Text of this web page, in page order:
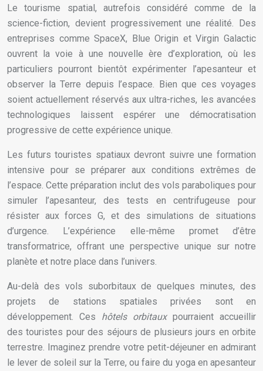
Le tourisme spatial, autrefois considéré comme de la
science-fiction, devient progressivement une réalité. Des
entreprises comme SpaceX, Blue Origin et Virgin Galactic
ouvrent la voie à une nouvelle ère d’exploration, où les
particuliers pourront bientôt expérimenter l’apesanteur et
observer la Terre depuis l’espace. Bien que ces voyages
soient actuellement réservés aux ultra-riches, les avancées
technologiques laissent espérer une démocratisation
progressive de cette expérience unique.
Les futurs touristes spatiaux devront suivre une formation
intensive pour se préparer aux conditions extrêmes de
l’espace. Cette préparation inclut des vols paraboliques pour
simuler l’apesanteur, des tests en centrifugeuse pour
résister aux forces G, et des simulations de situations
d’urgence. L’expérience elle-même promet d’être
transformatrice, offrant une perspective unique sur notre
planète et notre place dans l’univers.
Au-delà des vols suborbitaux de quelques minutes, des
projets de stations spatiales privées sont en
développement. Ces hôtels orbitaux pourraient accueillir
des touristes pour des séjours de plusieurs jours en orbite
terrestre. Imaginez prendre votre petit-déjeuner en admirant
le lever de soleil sur la Terre, ou faire du yoga en apesanteur